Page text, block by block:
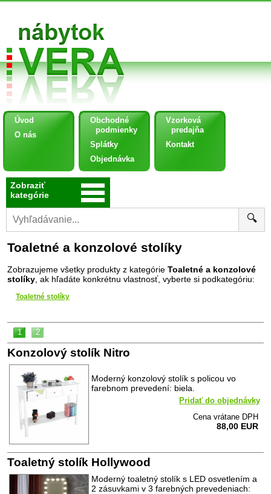
Úvod
O nás
Obchodné
podmienky
Splátky
Objednávka
Vzorková
predajňa
Kontakt
Zobraziť
kategórie
🔍
Toaletné a konzolové stolíky
Zobrazujeme všetky produkty z kategórie Toaletné a konzolové
stolíky , ak hľadáte konkrétnu vlastnosť, vyberte si podkategóriu:
Toaletné stolíky
1 2
Konzolový stolík Nitro
Moderný konzolový stolík s policou vo
farebnom prevedení: biela.
Pridať do objednávky
Cena vrátane DPH
88,00 EUR
Toaletný stolík Hollywood
Moderný toaletný stolík s LED osvetlením a
2 zásuvkami v 3 farebných prevedeniach: